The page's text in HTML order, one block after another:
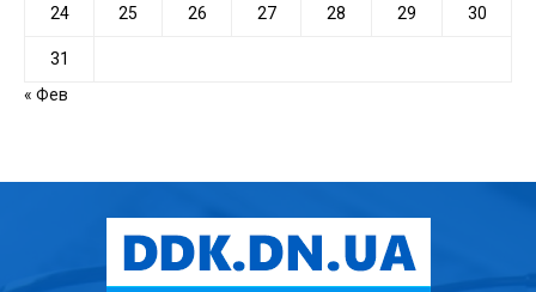
24 25 26 27 28 29 30
31
« Фев